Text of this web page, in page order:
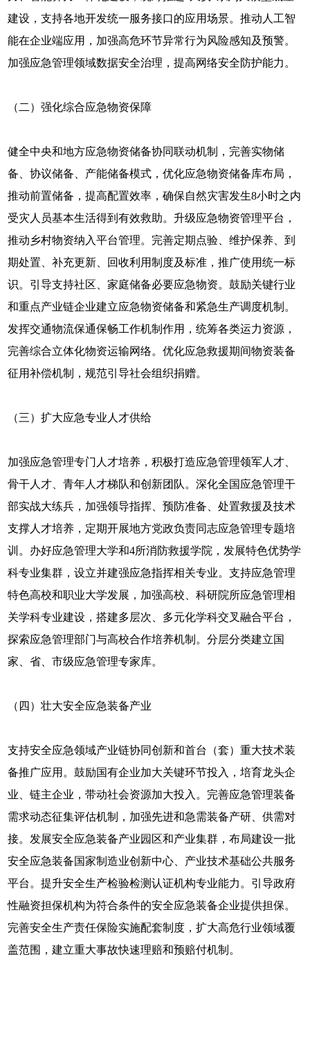
建设，支持各地开发统一服务接口的应用场景。推动人工智
能在企业端应用，加强高危环节异常行为风险感知及预警。
加强应急管理领域数据安全治理，提高网络安全防护能力。
（二）强化综合应急物资保障
健全中央和地方应急物资储备协同联动机制，完善实物储
备、协议储备、产能储备模式，优化应急物资储备库布局，
推动前置储备，提高配置效率，确保自然灾害发生8小时之内
受灾人员基本生活得到有效救助。升级应急物资管理平台，
推动乡村物资纳入平台管理。完善定期点验、维护保养、到
期处置、补充更新、回收利用制度及标准，推广使用统一标
识。引导支持社区、家庭储备必要应急物资。鼓励关键行业
和重点产业链企业建立应急物资储备和紧急生产调度机制。
发挥交通物流保通保畅工作机制作用，统筹各类运力资源，
完善综合立体化物资运输网络。优化应急救援期间物资装备
征用补偿机制，规范引导社会组织捐赠。
（三）扩大应急专业人才供给
加强应急管理专门人才培养，积极打造应急管理领军人才、
骨干人才、青年人才梯队和创新团队。深化全国应急管理干
部实战大练兵，加强领导指挥、预防准备、处置救援及技术
支撑人才培养，定期开展地方党政负责同志应急管理专题培
训。办好应急管理大学和4所消防救援学院，发展特色优势学
科专业集群，设立并建强应急指挥相关专业。支持应急管理
特色高校和职业大学发展，加强高校、科研院所应急管理相
关学科专业建设，搭建多层次、多元化学科交叉融合平台，
探索应急管理部门与高校合作培养机制。分层分类建立国
家、省、市级应急管理专家库。
（四）壮大安全应急装备产业
支持安全应急领域产业链协同创新和首台（套）重大技术装
备推广应用。鼓励国有企业加大关键环节投入，培育龙头企
业、链主企业，带动社会资源加大投入。完善应急管理装备
需求动态征集评估机制，加强先进和急需装备产研、供需对
接。发展安全应急装备产业园区和产业集群，布局建设一批
安全应急装备国家制造业创新中心、产业技术基础公共服务
平台。提升安全生产检验检测认证机构专业能力。引导政府
性融资担保机构为符合条件的安全应急装备企业提供担保。
完善安全生产责任保险实施配套制度，扩大高危行业领域覆
盖范围，建立重大事故快速理赔和预赔付机制。